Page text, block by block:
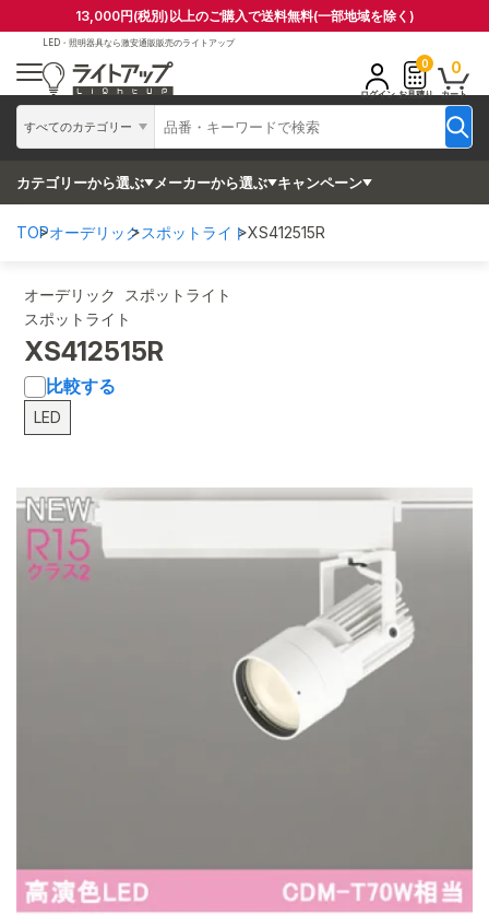
13,000円(税別)以上のご購入で送料無料(一部地域を除く)
LED・照明器具なら激安通販販売のライトアップ
すべてのカテゴリー
ログイン
0
お見積り
0
カート
カテゴリーから選ぶ メーカーから選ぶ キャンペーン
TOPオーデリックスポットライトXS412515R
オーデリック スポットライト
スポットライト
XS412515R
比較する
LED